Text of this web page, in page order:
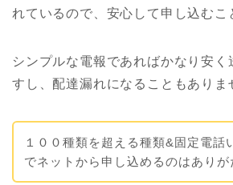
れているので、安心して申し込むこ
シンプルな電報であればかなり安く
すし、配達漏れになることもありま
１００種類を超える種類&固定電話
でネットから申し込めるのはありが